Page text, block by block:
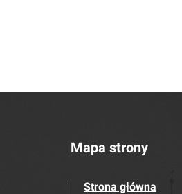
Mapa strony
Strona główna